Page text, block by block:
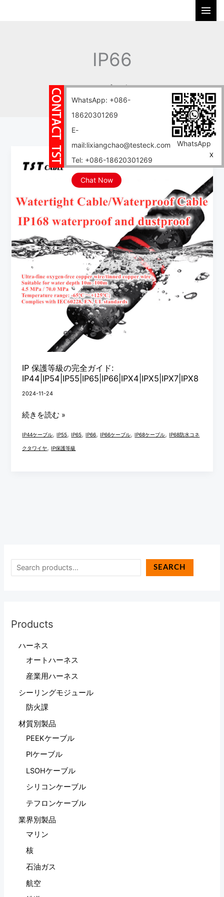
WhatsApp: +086-
18620301269
E-
mail:lixiangchao@testeck.com
Tel: +086-18620301269
Chat Now
WhatsApp
X
IP66
ホーム ブログ IP66
SEARCH
Products
ハーネス
オートハーネス
産業用ハーネス
シーリングモジュール
防火課
材質別製品
PEEKケーブル
PIケーブル
LSOHケーブル
シリコンケーブル
テフロンケーブル
業界別製品
マリン
核
石油ガス
航空
IP 保護等級の完全ガイド:
IP44|IP54|IP55|IP65|IP66|IPX4|IPX5|IPX7|IPX8
2024-11-24
保
級
の
全
ガ
イ
ド:
IP44|IP54|IP55|IP65|IP66|IPX4|IPX5|IPX7|IPX8
続きを読む »
IP44ケーブル,IP55,IP65,IP66,IP66ケーブル,IP68ケーブル,IP68防水コネ
クタワイヤ,IP保護等級